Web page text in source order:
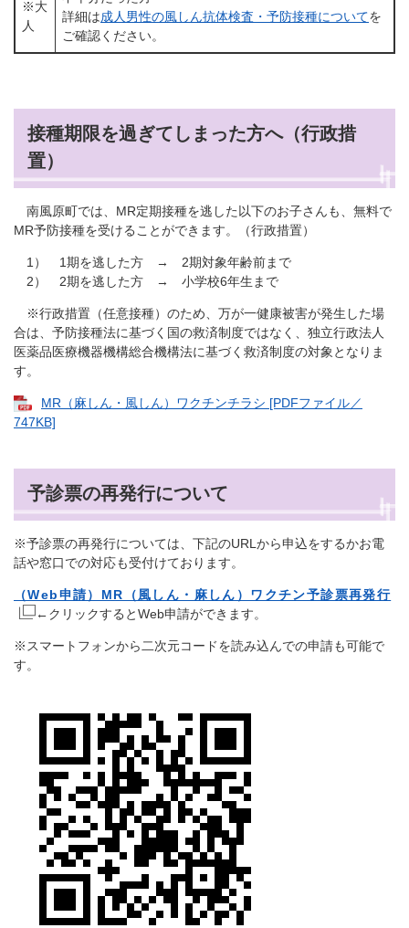
※大
人
詳細は成人男性の風しん抗体検査・予防接種についてを
ご確認ください。
接種期限を過ぎてしまった方へ（行政措
置）
南風原町では、MR定期接種を逃した以下のお子さんも、無料で
MR予防接種を受けることができます。（行政措置）
1） 1期を逃した方 → 2期対象年齢前まで
2） 2期を逃した方 → 小学校6年生まで
※行政措置（任意接種）のため、万が一健康被害が発生した場
合は、予防接種法に基づく国の救済制度ではなく、独立行政法人
医薬品医療機器機構総合機構法に基づく救済制度の対象となりま
す。
MR（麻しん・風しん）ワクチンチラシ [PDFファイル／
747KB]
予診票の再発行について
※予診票の再発行については、下記のURLから申込をするかお電
話や窓口での対応も受付けております。
（Web申請）MR（風しん・麻しん）ワクチン予診票再発行
←クリックするとWeb申請ができます。
※スマートフォンから二次元コードを読み込んでの申請も可能で
す。